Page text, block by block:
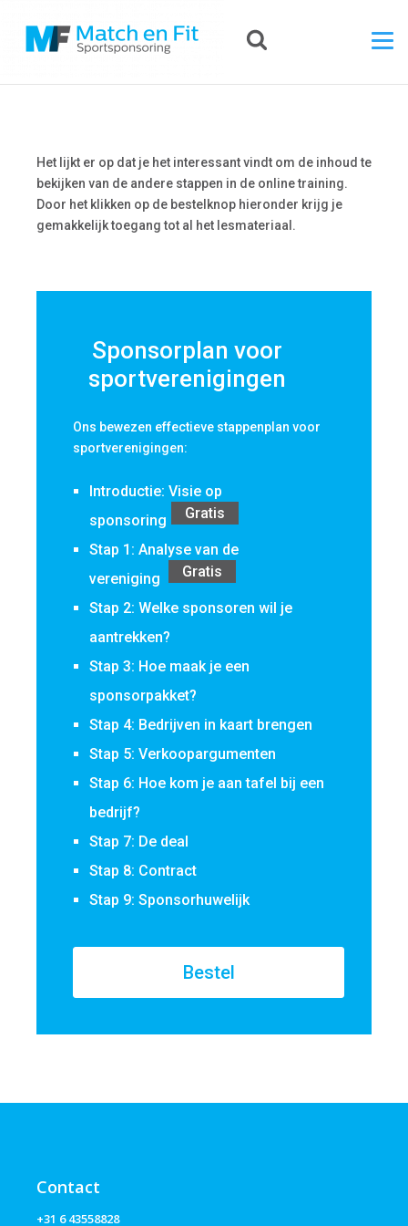
Het lijkt er op dat je het interessant vindt om de inhoud te
bekijken van de andere stappen in de online training.
Door het klikken op de bestelknop hieronder krijg je
gemakkelijk toegang tot al het lesmateriaal.
Sponsorplan voor
sportverenigingen
Ons bewezen effectieve stappenplan voor
sportverenigingen:
Introductie: Visie op
sponsoring
Gratis
Stap 1: Analyse van de
vereniging
Gratis
Stap 2: Welke sponsoren wil je
aantrekken?
Stap 3: Hoe maak je een
sponsorpakket?
Stap 4: Bedrijven in kaart brengen
Stap 5: Verkoopargumenten
Stap 6: Hoe kom je aan tafel bij een
bedrijf?
Stap 7: De deal
Stap 8: Contract
Stap 9: Sponsorhuwelijk
Bestel
Contact
+31 6 43558828